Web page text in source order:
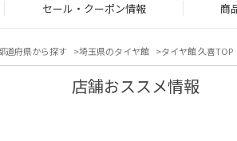
セール・クーポン情報 商
道府県から探す 埼玉県のタイヤ館 タイヤ館 久喜TOP
店舗おススメ情報